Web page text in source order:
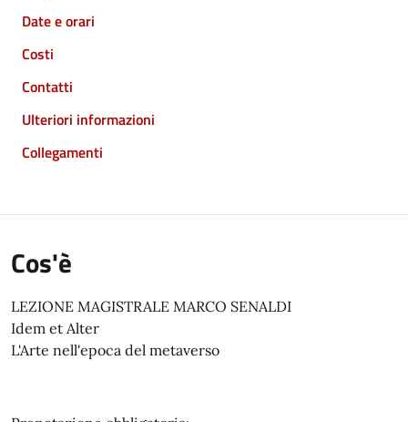
Date e orari
Costi
Contatti
Ulteriori informazioni
Collegamenti
Cos'è
LEZIONE MAGISTRALE MARCO SENALDI
Idem et Alter
L'Arte nell'epoca del metaverso